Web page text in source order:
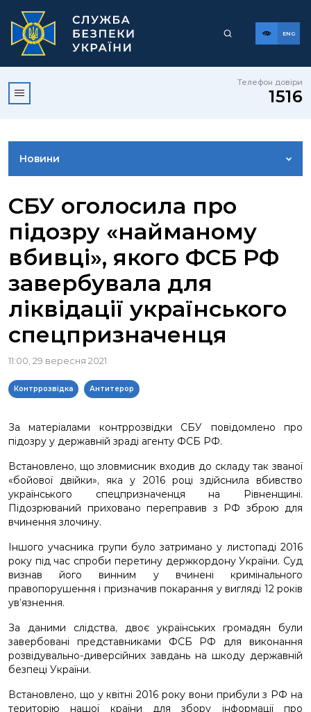
ENG
Телефон довіри
1516
Новини
ВІДЕОГАЛЕРЕЯ
КОНТАКТИ ПРЕСЦЕНТРУ
СБУ оголосила про
підозру «найманому
вбивці», якого ФСБ РФ
завербувала для
ліквідації українського
спецпризначенця
11:00, 29 вересня 2021
Контррозвідка Антитерор
За матеріалами контррозвідки СБУ повідомлено про
підозру у державній зраді агенту ФСБ РФ.
Встановлено, що зловмисник входив до складу так званої
«бойової двійки», яка у 2016 році здійснила вбивство
українського спецпризначенця на Рівненщині.
Підозрюваний приховано переправив з РФ зброю для
вчинення злочину.
Іншого учасника групи було затримано у листопаді 2016
року під час спроби перетину держкордону України. Суд
визнав його винним у вчинені кримінального
правопорушення і призначив покарання у вигляді 12 років
ув’язнення.
За даними слідства, двоє українських громадян були
завербовані представниками ФСБ РФ для виконання
розвідувально-диверсійних завдань на шкоду державній
безпеці України.
Встановлено, що у квітні 2016 року вони прибули з РФ на
територію нашої країни для збору інформації про